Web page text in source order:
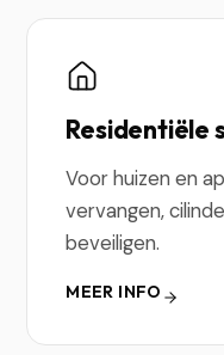
Residentiële
Voor huizen en
vervangen,
beveiligen.
MEER INFO